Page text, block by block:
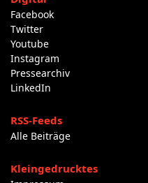
Facebook
Twitter
Youtube
Instagram
Pressearchiv
LinkedIn
RSS-Feeds
Alle Beiträge
Kleingedrucktes